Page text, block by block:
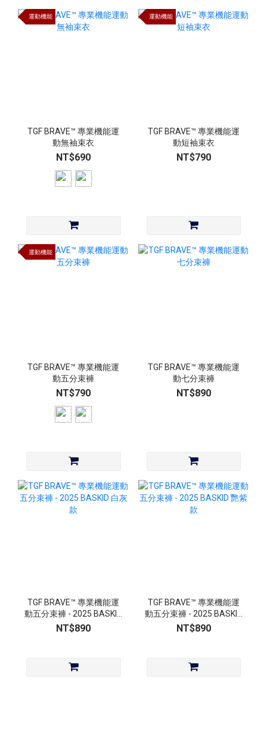
運動機能
TGF BRAVE™ 專業機能運
動無袖束衣
NT$690
運動機能
TGF BRAVE™ 專業機能運
動短袖束衣
NT$790
運動機能
TGF BRAVE™ 專業機能運
動五分束褲
NT$790
TGF BRAVE™ 專業機能運
動七分束褲
NT$890
TGF BRAVE™ 專業機能運
動五分束褲 - 2025 BASKID
白灰款
NT$890
TGF BRAVE™ 專業機能運
動五分束褲 - 2025 BASKID
艷紫款
NT$890